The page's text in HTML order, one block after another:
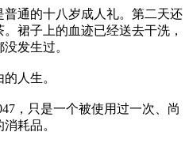
通的十八岁成人礼。第二天还
裙子上的血迹已经送去干洗，
发生过。
人生。
，只是一个被使用过一次、尚
耗品。